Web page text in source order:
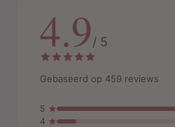
4.9/ 5
Gebaseerd op 459 reviews
5
4